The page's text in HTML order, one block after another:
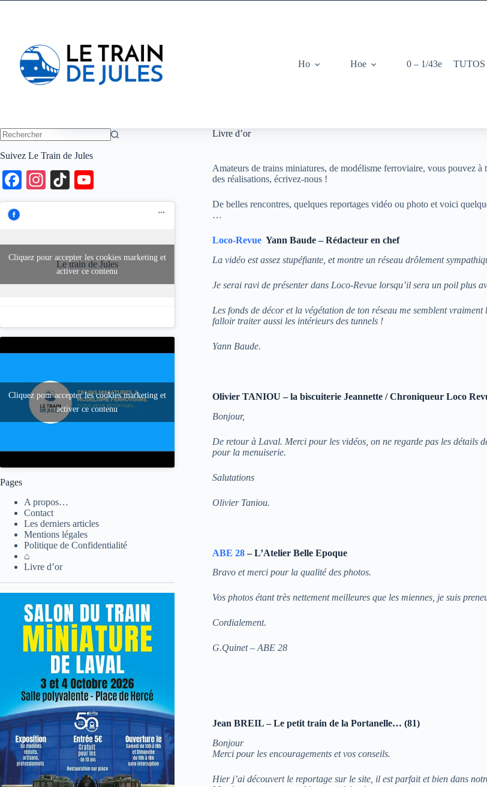
Ho Hoe 0 – 1/43e TUTOS
Livre d’or
Amateurs de trains miniatures, de modélisme ferroviaire, vous pouvez
des réalisations, écrivez-nous !
De belles rencontres, quelques reportages vidéo ou photo et voici
…
Loco-RevueYann Baude – Rédacteur en chef
La vidéo est assez stupéfiante, et montre un réseau drôlement
Je serai ravi de présenter dans Loco-Revue lorsqu’il sera un poil plus
Les fonds de décor et la végétation de ton réseau me semblent
falloir traiter aussi les intérieurs des tunnels !
Yann Baude.
Olivier TANIOU – la biscuiterie Jeannette / Chroniqueur Loco
Bonjour,
De retour à Laval. Merci pour les vidéos, on ne regarde pas les détails
pour la menuiserie.
Salutations
Olivier Taniou.
ABE 28– L’Atelier Belle Epoque
Bravo et merci pour la qualité des photos.
Vos photos étant très nettement meilleures que les miennes, je suis
Cordialement.
G.Quinet – ABE 28
Jean BREIL – Le petit train de la Portanelle… (81)
Bonjour
Merci pour les encouragements et vos conseils.
Hier j’ai découvert le reportage sur le site, il est parfait et bien dans
résultat
Suivez Le Train de Jules
Fa
ce
In
st
m
Ti
k
ou
e
Le train de Jules
Cliquez pour accepter les cookies marketing et
activer ce contenu
Cliquez pour accepter les cookies marketing et
activer ce contenu
Pages
A propos…
Contact
Les derniers articles
Mentions légales
Politique de Confidentialité
⌂
Livre d’or